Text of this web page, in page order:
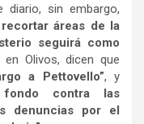
diario, sin embargo,
áreas de la
seguirá como
Olivos, dicen que
a Pettovello”, y
contra las
denuncias por el